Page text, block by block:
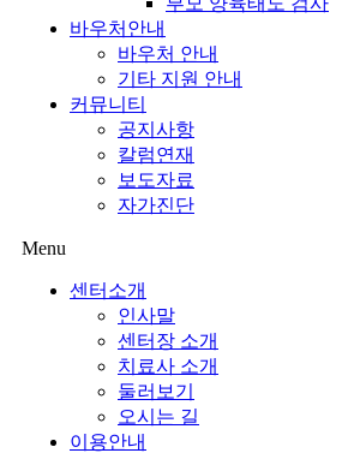
바우처안내
바우처 안내
기타 지원 안내
커뮤니티
공지사항
칼럼연재
보도자료
자가진단
Menu
센터소개
인사말
센터장 소개
치료사 소개
둘러보기
오시는 길
이용안내